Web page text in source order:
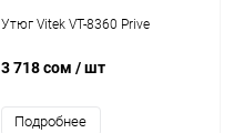
Утюг Vitek VT-8360 Prive
3 718 сом / шт
Подробнее